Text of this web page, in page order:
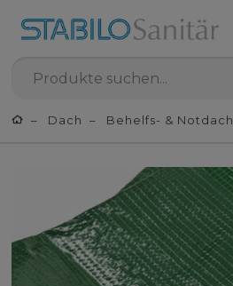
Dach Behelfs- & Notdach